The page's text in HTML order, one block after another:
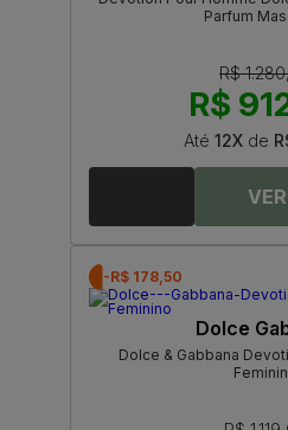
Parfum
R$
R$
Até 12X de
-R$ 178,50
Dolce
Dolce & Gabbana